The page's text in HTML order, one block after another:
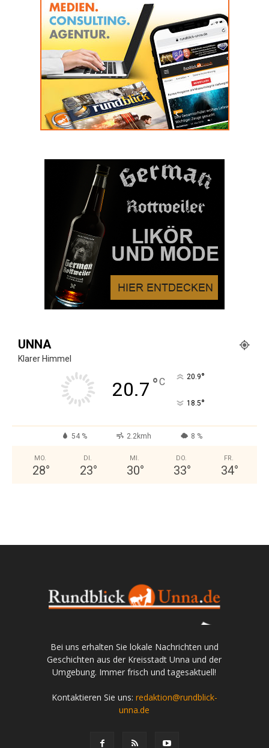
UNNA
Klarer Himmel
20.7 °C 20.9°
18.5°
54 % 2.2kmh 8 %
MO.
28°
DI.
23°
MI.
30°
DO.
33°
FR.
34°
Bei uns erhalten Sie lokale Nachrichten und
Geschichten aus der Kreisstadt Unna und der
Umgebung. Immer frisch und tagesaktuell!
Kontaktieren Sie uns: redaktion@rundblick-
unna.de